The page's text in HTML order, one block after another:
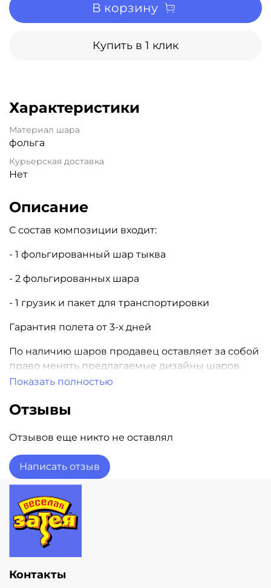
В корзину
Купить в 1 клик
Характеристики
Материал шара
фольга
Курьерская доставка
Нет
Описание
С состав композиции входит:
- 1 фольгированный шар тыква
- 2 фольгированных шара
- 1 грузик и пакет для транспортировки
Гарантия полета от 3-х дней
По наличию шаров продавец оставляет за собой
право менять предлагаемые дизайны шаров
Показать полностью
Отзывы
Отзывов еще никто не оставлял
Написать отзыв
Контакты